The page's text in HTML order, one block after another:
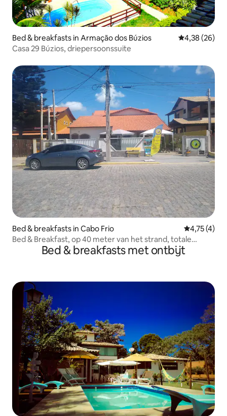
Bed & breakfasts in Armação dos Búzios Gemiddelde
4,38 (26)
Casa 29 Búzios, driepersoonssuite
Bed & breakfasts in Cabo Frio
4,75 (4)
Bed & Breakfast, op 40 meter van het strand, totale
ontspanningBed & breakfasts met ontbijt